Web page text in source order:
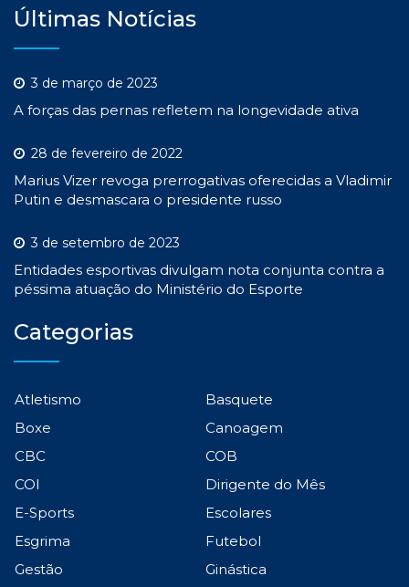
Últimas Notícias
3 de março de 2023
A forças das pernas refletem na longevidade ativa
28 de fevereiro de 2022
Marius Vizer revoga prerrogativas oferecidas a Vladimir
Putin e desmascara o presidente russo
3 de setembro de 2023
Entidades esportivas divulgam nota conjunta contra a
péssima atuação do Ministério do Esporte
Categorias
Atletismo
Basquete
Boxe
Canoagem
CBC
COB
COI
Dirigente do Mês
E-Sports
Escolares
Esgrima
Futebol
Gestão
Ginástica